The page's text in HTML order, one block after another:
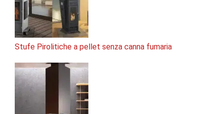
Stufe Pirolitiche a pellet senza canna fumaria